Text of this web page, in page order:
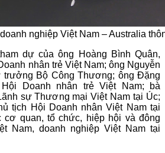
nghiệp Việt Nam – Australia
dự của ông Hoàng Bình Quân,
nhân trẻ Việt Nam; ông Nguyễn
trưởng Bộ Công Thương; ông Đặng
Doanh nhân trẻ Việt Nam; bà
sự Thương mại Việt Nam tại Úc;
tịch Hội Doanh nhân Việt Nam tại
cơ quan, tổ chức, hiệp hội và đông
Nam, doanh nghiệp Việt Nam tại